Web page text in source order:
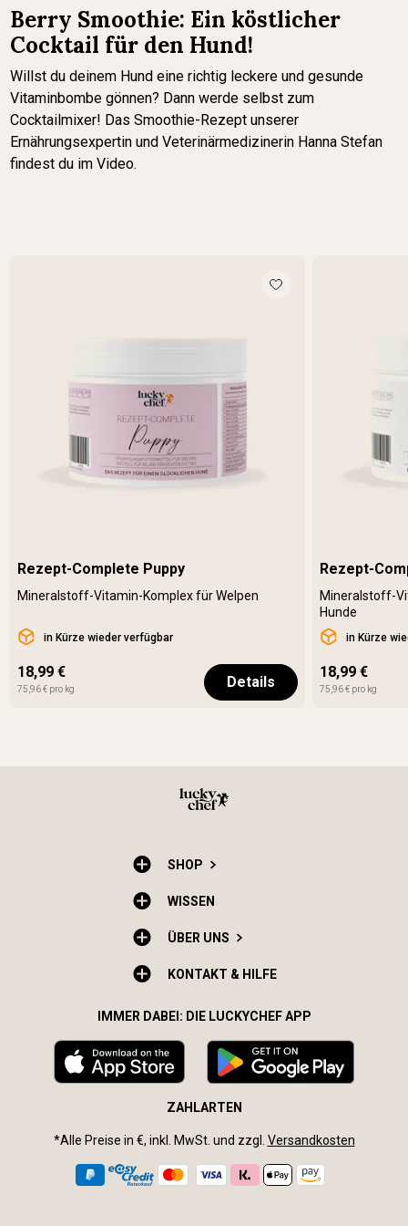
Berry Smoothie: Ein köstlicher
Cocktail für den Hund!
Willst du deinem Hund eine richtig leckere und gesunde
Vitaminbombe gönnen? Dann werde selbst zum
Cocktailmixer! Das Smoothie-Rezept unserer
Ernährungsexpertin und Veterinärmedizinerin Hanna Stefan
findest du im Video.
Rezept-Complete Puppy
Mineralstoff-Vitamin-Komplex für Welpen
in Kürze wieder verfügbar
75,96 € pro kg
18,99 €
Details
Rezept-
Mineralstoff-
Hunde
in Kürze
75,96 € pro kg
18,99 €
SHOP
WISSEN
ÜBER UNS
KONTAKT & HILFE
IMMER DABEI: DIE LUCKYCHEF APP
ZAHLARTEN
*Alle Preise in €, inkl. MwSt. und zzgl. Versandkosten